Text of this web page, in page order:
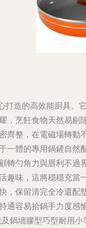
打造的高效能廚具
，烹飪食物天然易
齊整，在電磁場轉
一體的專用鍋鏟自
勺角力與唇利不
味，這將穩穩充
，保留清完全冷還
通容易拾鍋手力度
鍋墻膠型巧型耐用